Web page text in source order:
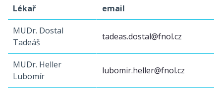
Lékař email
MUDr. Dostal
Tadeáš
tadeas.dostal@fnol.cz
MUDr. Heller
Lubomír
lubomir.heller@fnol.cz